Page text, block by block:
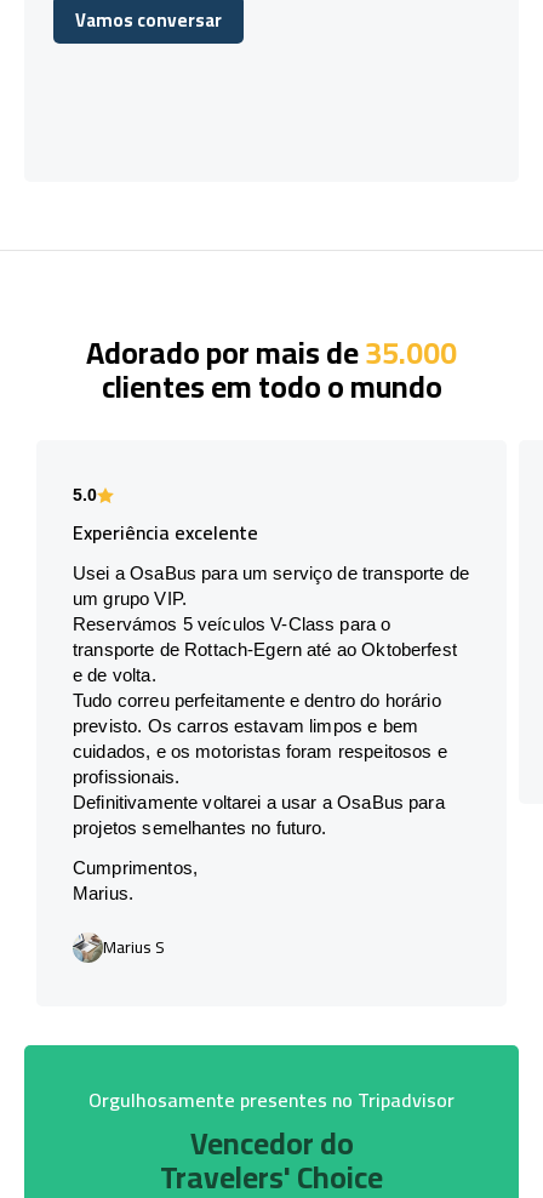
Vamos conversar
Vamos conversar
Adorado por mais de35.000
clientes em todo o mundo
5.0
Experiência excelente
Usei a OsaBus para um serviço de transporte de
um grupo VIP.
Reservámos 5 veículos V-Class para o
transporte de Rottach-Egern até ao Oktoberfest
e de volta.
Tudo correu perfeitamente e dentro do horário
previsto. Os carros estavam limpos e bem
cuidados, e os motoristas foram respeitosos e
profissionais.
Definitivamente voltarei a usar a OsaBus para
projetos semelhantes no futuro.
Cumprimentos,
Marius.
Marius S
Orgulhosamente presentes no Tripadvisor
Vencedor do
Travelers' Choice